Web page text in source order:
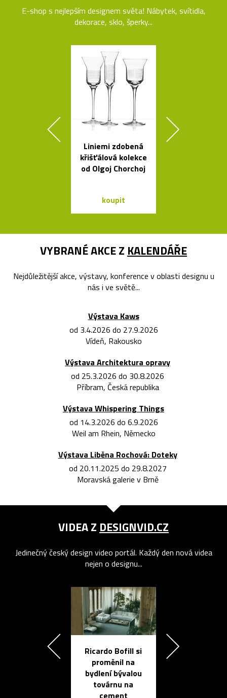
E-shop s nejlepším designem světa! Nábytek, svítidla,
dekorace, sklo, šperky...
Liniemi zdobená
křišťálová kolekce
od Olgoj Chorchoj
koupit
VYBRANÉ AKCE Z KALENDÁŘE
Nejdůležitější akce, výstavy, konference v oblasti designu u
nás i ve světě...
Výstava Kaws
od 3.4.2026 do 27.9.2026
Vídeň, Rakousko
Výstava Architektura opravy
od 25.3.2026 do 30.8.2026
Příbram, Česká republika
Výstava Whispering Things
od 14.3.2026 do 6.9.2026
Weil am Rhein, Německo
Výstava Liběna Rochová: Doteky
od 20.11.2025 do 29.8.2027
Moravská galerie v Brně
VIDEA Z DESIGNVID.CZ
Jedinečný český design video portál. Každý den nová videa
nejen o designu...
Ricardo Bofill si
proměnil na
bydlení bývalou
továrnu na